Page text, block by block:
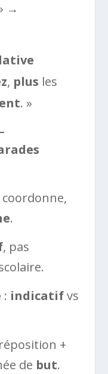
→
, plus les
. »
coordonne,
.
, pas
: indicatifvs
+
de but.